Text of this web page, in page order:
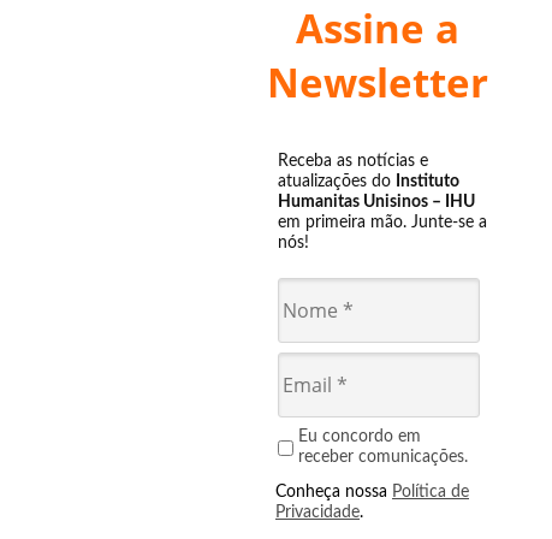
Assine a
Newsletter
Receba as notícias e
atualizações do Instituto
Humanitas Unisinos – IHU
em primeira mão. Junte-se a
nós!
Eu concordo em
receber comunicações.
Conheça nossa Política de
Privacidade.